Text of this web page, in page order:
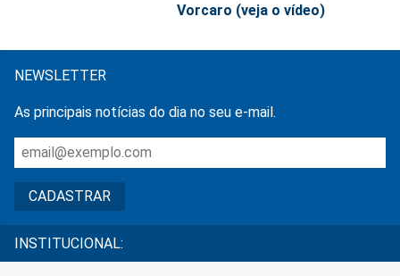
Vorcaro (veja o vídeo)
NEWSLETTER
As principais notícias do dia no seu e-mail.
INSTITUCIONAL: